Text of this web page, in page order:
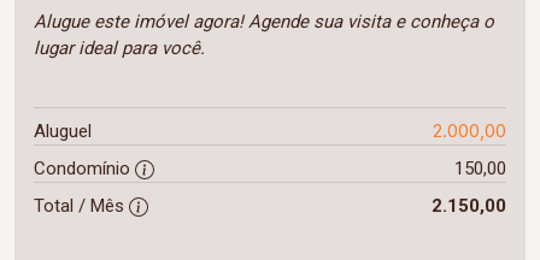
Alugue este imóvel agora! Agende sua visita e conheça o
lugar ideal para você.
Aluguel 2.000,00
Condomínio
150,00
Total / Mês
2.150,00